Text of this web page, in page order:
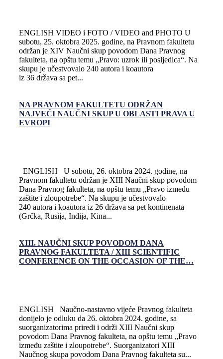
ENGLISH VIDEO i FOTO / VIDEO and PHOTO U
subotu, 25. oktobra 2025. godine, na Pravnom fakultetu
održan je XIV Naučni skup povodom Dana Pravnog
fakulteta, na opštu temu „Pravo: uzrok ili posljedica“. Na
skupu je učestvovalo 240 autora i koautora
iz 36 država sa pet...
NA PRAVNOM FAKULTETU ODRŽAN
NAJVEĆI NAUČNI SKUP U OBLASTI PRAVA U
EVROPI
ENGLISH U subotu, 26. oktobra 2024. godine, na
Pravnom fakultetu održan je XIII Naučni skup povodom
Dana Pravnog fakulteta, na opštu temu „Pravo između
zaštite i zloupotrebe“. Na skupu je učestvovalo
240 autora i koautora iz 26 država sa pet kontinenata
(Grčka, Rusija, Indija, Kina...
XIII. NAUČNI SKUP POVODOM DANA
PRAVNOG FAKULTETA / XIII SCIENTIFIC
CONFERENCE ON THE OCCASION OF THE…
ENGLISH Naučno-nastavno vijeće Pravnog fakulteta
donijelo je odluku da 26. oktobra 2024. godine, sa
suorganizatorima priredi i održi XIII Naučni skup
povodom Dana Pravnog fakulteta, na opštu temu „Pravo
između zaštite i zloupotrebe“. Suorganizatori XIII
Naučnog skupa povodom Dana Pravnog fakulteta su...